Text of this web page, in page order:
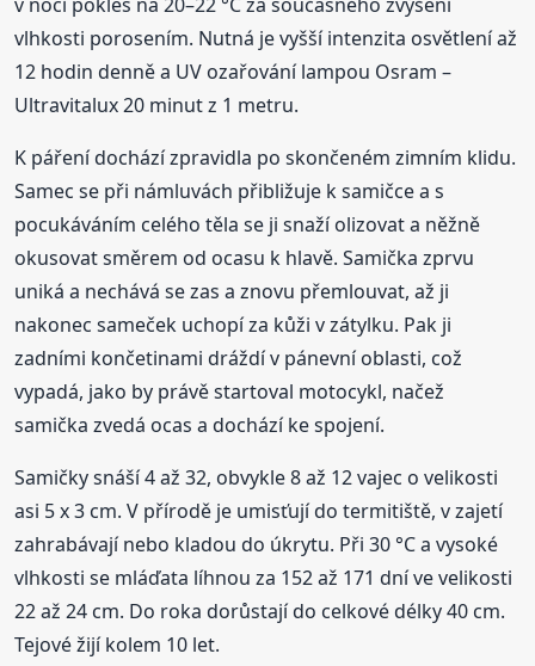
vlhkosti porosením. Nutná je vyšší intenzita osvětlení až
12 hodin denně a UV ozařování lampou Osram –
Ultravitalux 20 minut z 1 metru.
K páření dochází zpravidla po skončeném zimním klidu.
Samec se při námluvách přibližuje k samičce a s
pocukáváním celého těla se ji snaží olizovat a něžně
okusovat směrem od ocasu k hlavě. Samička zprvu
uniká a nechává se zas a znovu přemlouvat, až ji
nakonec sameček uchopí za kůži v zátylku. Pak ji
zadními končetinami dráždí v pánevní oblasti, což
vypadá, jako by právě startoval motocykl, načež
samička zvedá ocas a dochází ke spojení.
Samičky snáší 4 až 32, obvykle 8 až 12 vajec o velikosti
asi 5 x 3 cm. V přírodě je umisťují do termitiště, v zajetí
zahrabávají nebo kladou do úkrytu. Při 30 °C a vysoké
vlhkosti se mláďata líhnou za 152 až 171 dní ve velikosti
22 až 24 cm. Do roka dorůstají do celkové délky 40 cm.
Tejové žijí kolem 10 let.